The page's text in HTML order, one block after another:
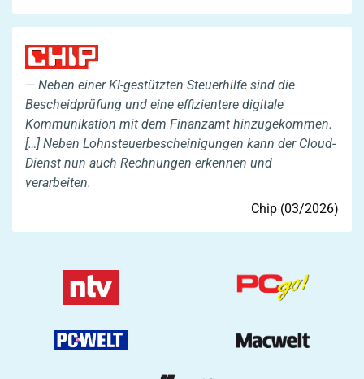
Neben einer KI-gestützten Steuerhilfe sind die
Bescheidprüfung und eine effizientere digitale
Kommunikation mit dem Finanzamt hinzugekommen.
[…] Neben Lohnsteuerbescheinigungen kann der Cloud-
Dienst nun auch Rechnungen erkennen und
verarbeiten.
Chip (03/2026)